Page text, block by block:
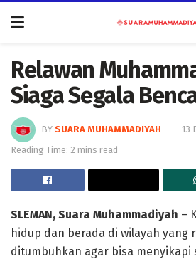
Relawan
Siaga Segala
BY SUARA MUHAMMADIYAH
13
Reading Time: 2 mins read
SLEMAN, Suara Muhammadiyah –
hidup dan berada di wilayah yang
ditumbuhkan agar bisa menyikapi